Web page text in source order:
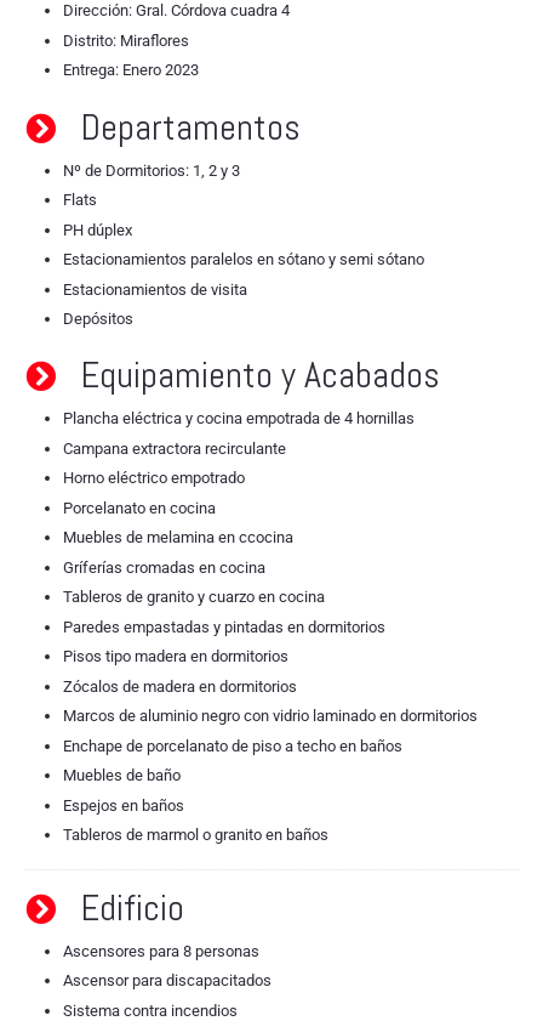
Dirección: Gral. Córdova cuadra 4
Distrito: Miraflores
Entrega: Enero 2023
Departamentos
Nº de Dormitorios: 1, 2 y 3
Flats
PH dúplex
Estacionamientos paralelos en sótano y semi sótano
Estacionamientos de visita
Depósitos
Equipamiento y Acabados
Plancha eléctrica y cocina empotrada de 4 hornillas
Campana extractora recirculante
Horno eléctrico empotrado
Porcelanato en cocina
Muebles de melamina en ccocina
Gríferías cromadas en cocina
Tableros de granito y cuarzo en cocina
Paredes empastadas y pintadas en dormitorios
Pisos tipo madera en dormitorios
Zócalos de madera en dormitorios
Marcos de aluminio negro con vidrio laminado en dormitorios
Enchape de porcelanato de piso a techo en baños
Muebles de baño
Espejos en baños
Tableros de marmol o granito en baños
Edificio
Ascensores para 8 personas
Ascensor para discapacitados
Sistema contra incendios